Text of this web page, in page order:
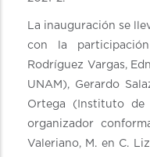
La inauguración se
con la
Rodríguez Vargas,
UNAM), Gerardo
Ortega (Instituto de
organizador
Valeriano, M. en C.